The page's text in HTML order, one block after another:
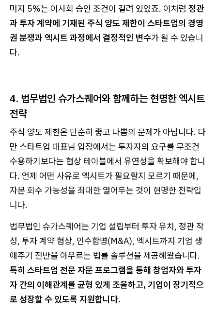
머지 5%는 이사회 승인 조건이 걸려 있었죠. 이처럼 정관
과 투자 계약에 기재된 주식 양도 제한이 스타트업의 경영
권 분쟁과 엑시트 과정에서 결정적인 변수가 될 수 있습니
다.
4. 법무법인 슈가스퀘어와 함께하는 현명한 엑시트
전략
주식 양도 제한은 단순히 좋고 나쁨의 문제가 아닙니다. 다
만 스타트업 대표님 입장에서는 투자자의 요구를 무조건
수용하기보다는 협상 테이블에서 유연성을 확보해야 합니
다. 언제 어떤 사유로 엑시트가 필요할지 모르기 때문에,
자본 회수 가능성을 최대한 열어두는 것이 현명한 전략입
니다.
법무법인 슈가스퀘어는 기업 설립부터 투자 유치, 정관 작
성, 투자 계약 협상, 인수합병(M&A), 엑시트까지 기업 생
애주기 전반을 아우르는 법률 솔루션을 제공해왔습니다.
특히 스타트업 전문 자문 프로그램을 통해 창업자와 투자
자 간의 이해관계를 균형 있게 조율하고, 기업이 장기적으
로 성장할 수 있도록 지원합니다.